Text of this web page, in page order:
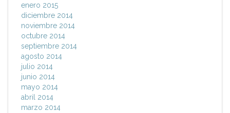
enero 2015
diciembre 2014
noviembre 2014
octubre 2014
septiembre 2014
agosto 2014
julio 2014
junio 2014
mayo 2014
abril 2014
marzo 2014